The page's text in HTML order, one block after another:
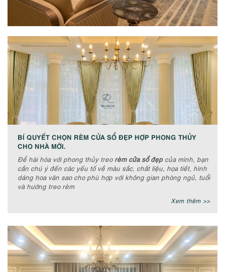
BÍ QUYẾT CHỌN RÈM CỬA SỔ ĐẸP HỢP PHONG THỦY
CHO NHÀ MỚI.
Để hài hòa với phong thủy treo rèm cửa sổ đẹpcủa mình, bạn
cần chú ý đến các yếu tố về màu sắc, chất liệu, họa tiết, hình
dáng hoa văn sao cho phù hợp với không gian phòng ngủ, tuổi
và hướng treo rèm
Xem thêm >>